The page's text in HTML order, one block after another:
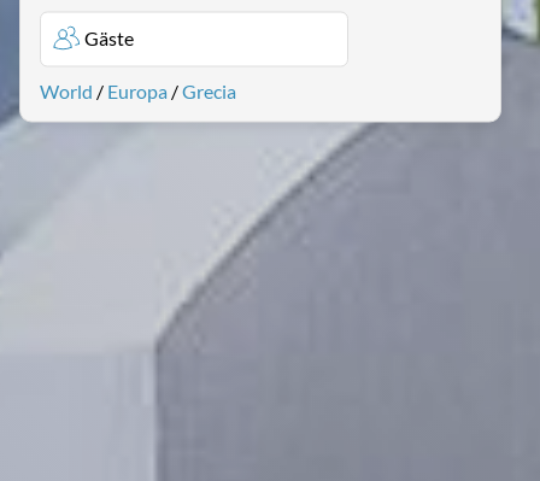
Gäste
World / Europa /Grecia